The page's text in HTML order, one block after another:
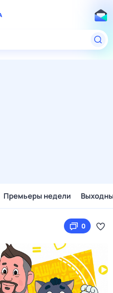
Премьеры недели
0